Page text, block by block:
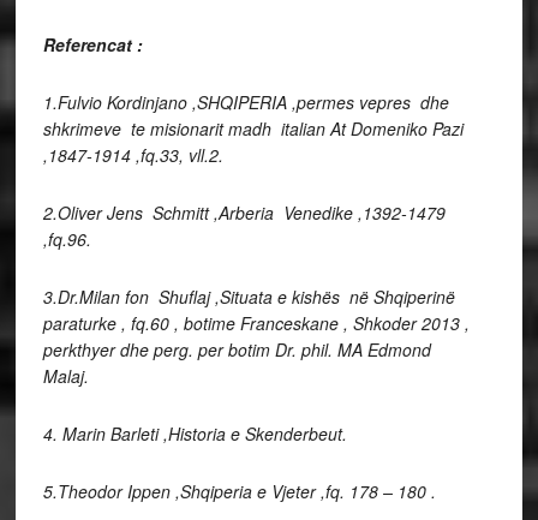
Referencat :
1.Fulvio Kordinjano ,SHQIPERIA ,permes vepres dhe
shkrimeve te misionarit madh italian At Domeniko Pazi
,1847-1914 ,fq.33, vll.2.
2.Oliver Jens Schmitt ,Arberia Venedike ,1392-1479
,fq.96.
3.Dr.Milan fon Shuflaj ,Situata e kishës në Shqiperinë
paraturke , fq.60 , botime Franceskane , Shkoder 2013 ,
perkthyer dhe perg. per botim Dr. phil. MA Edmond
Malaj.
4. Marin Barleti ,Historia e Skenderbeut.
5.Theodor Ippen ,Shqiperia e Vjeter ,fq. 178 – 180 .